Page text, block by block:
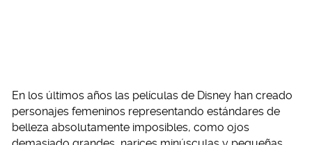
En los últimos años las películas de Disney han creado
personajes femeninos representando estándares de
belleza absolutamente imposibles, como ojos